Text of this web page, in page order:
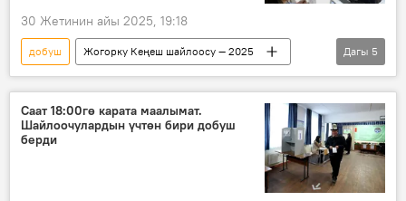
30 Жетинин айы 2025, 19:18
добуш
Жогорку Кеңеш шайлоосу — 2025
Кыргызстан
БШК
шайлоо
шайлоочу
Дагы 5
Саат 18:00гө карата маалымат.
Шайлоочулардын үчтөн бири добуш
берди